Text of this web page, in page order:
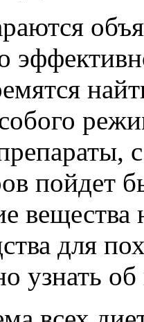
пойдет
для
узнать